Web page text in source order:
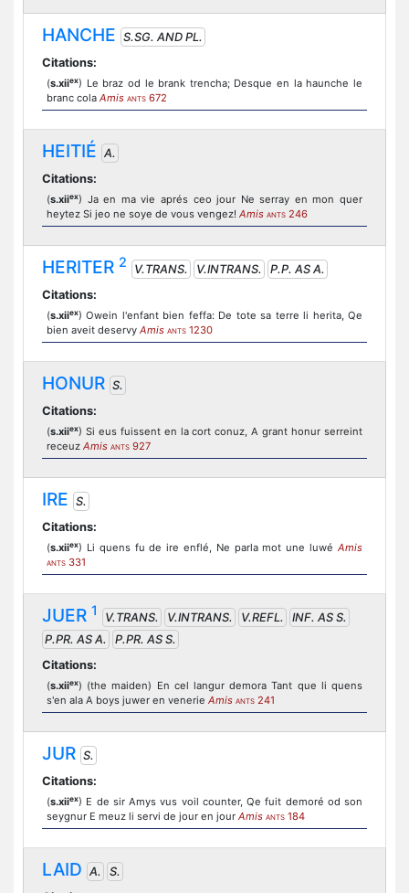
HANCHE S.SG. AND PL.
Citations:
(s.xiiex) Le braz od le brank trencha; Desque en la haunche le
branc cola Amis ANTS 672
HEITIÉ A.
Citations:
(s.xiiex) Ja en ma vie aprés ceo jour Ne serray en mon quer
heytez Si jeo ne soye de vous vengez! Amis ANTS 246
HERITER 2 V.TRANS. V.INTRANS.
P.P. AS A.
Citations:
(s.xiiex) Owein l'enfant bien feffa: De tote sa terre li herita, Qe
bien aveit deservy Amis ANTS 1230
HONUR S.
Citations:
(s.xiiex) Si eus fuissent en la cort conuz, A grant honur serreint
receuz Amis ANTS 927
IRE S.
Citations:
(s.xiiex) Li quens fu de ire enflé, Ne parla mot une luwé Amis
ANTS 331
JUER 1 V.TRANS. V.INTRANS. V.REFL.
INF. AS S.
P.PR. AS A.
P.PR. AS S.
Citations:
(s.xiiex) (the maiden) En cel langur demora Tant que li quens
s'en ala A boys juwer en venerie Amis ANTS 241
JUR S.
Citations:
(s.xiiex) E de sir Amys vus voil counter, Qe fuit demoré od son
seygnur E meuz li servi de jour en jour Amis ANTS 184
LAID A.
S.